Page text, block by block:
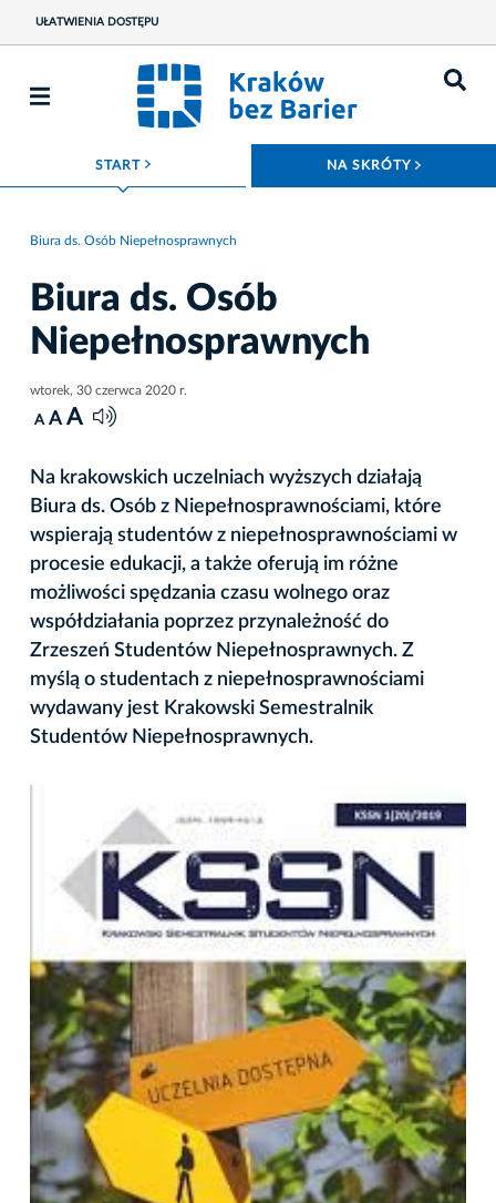
UŁATWIENIA DOSTĘPU
START ROZWIŃ MENU NA SKRÓTY
Biura ds. Osób Niepełnosprawnych
Biura ds. Osób
Niepełnosprawnych
wtorek, 30 czerwca 2020 r.
A A A
Na krakowskich uczelniach wyższych działają
Biura ds. Osób z Niepełnosprawnościami, które
wspierają studentów z niepełnosprawnościami w
procesie edukacji, a także oferują im różne
możliwości spędzania czasu wolnego oraz
współdziałania poprzez przynależność do
Zrzeszeń Studentów Niepełnosprawnych. Z
myślą o studentach z niepełnosprawnościami
wydawany jest Krakowski Semestralnik
Studentów Niepełnosprawnych.